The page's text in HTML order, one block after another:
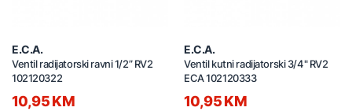
E.C.A.
Ventil radijatorski ravni 1/2” RV2
102120322
10,95 KM
E.C.A.
Ventil kutni radijatorski 3/4" RV2
ECA 102120333
10,95 KM